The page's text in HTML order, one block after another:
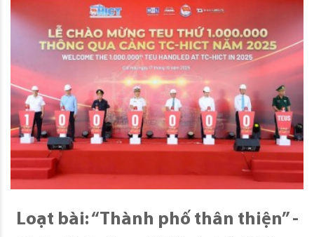
Loạt bài: “Thành phố thân thiện” -